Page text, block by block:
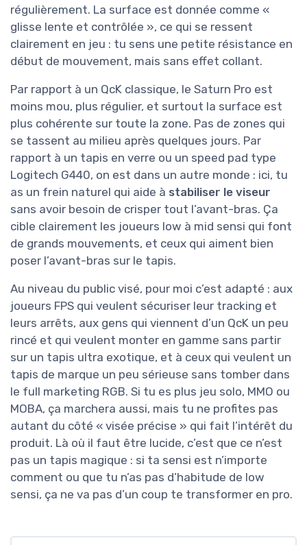
régulièrement. La surface est donnée comme «
glisse lente et contrôlée », ce qui se ressent
clairement en jeu : tu sens une petite résistance en
début de mouvement, mais sans effet collant.
Par rapport à un QcK classique, le Saturn Pro est
moins mou, plus régulier, et surtout la surface est
plus cohérente sur toute la zone. Pas de zones qui
se tassent au milieu après quelques jours. Par
rapport à un tapis en verre ou un speed pad type
Logitech G440, on est dans un autre monde : ici, tu
as un frein naturel qui aide à stabiliser le viseur
sans avoir besoin de crisper tout l’avant-bras. Ça
cible clairement les joueurs low à mid sensi qui font
de grands mouvements, et ceux qui aiment bien
poser l’avant-bras sur le tapis.
Au niveau du public visé, pour moi c’est adapté : aux
joueurs FPS qui veulent sécuriser leur tracking et
leurs arrêts, aux gens qui viennent d’un QcK un peu
rincé et qui veulent monter en gamme sans partir
sur un tapis ultra exotique, et à ceux qui veulent un
tapis de marque un peu sérieuse sans tomber dans
le full marketing RGB. Si tu es plus jeu solo, MMO ou
MOBA, ça marchera aussi, mais tu ne profites pas
autant du côté « visée précise » qui fait l’intérêt du
produit. Là où il faut être lucide, c’est que ce n’est
pas un tapis magique : si ta sensi est n’importe
comment ou que tu n’as pas d’habitude de low
sensi, ça ne va pas d’un coup te transformer en pro.